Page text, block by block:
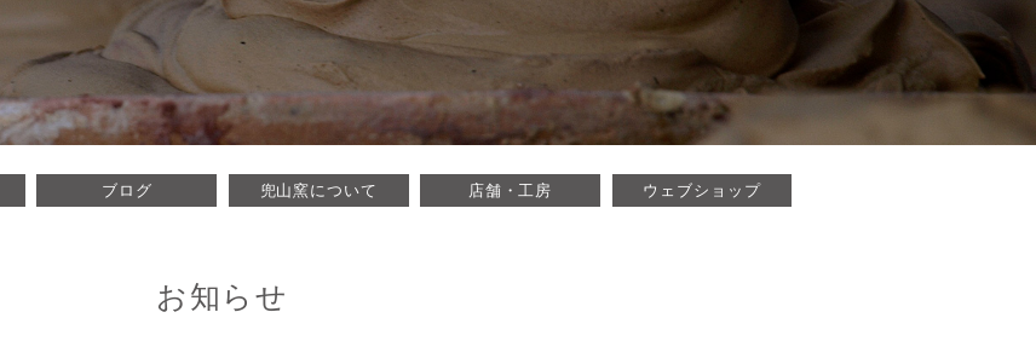
ぶとやまがま 岡山県倉敷市にある窯元です。
ブログ 兜山窯について 店舗・工房 ウェブショップ
お知らせ